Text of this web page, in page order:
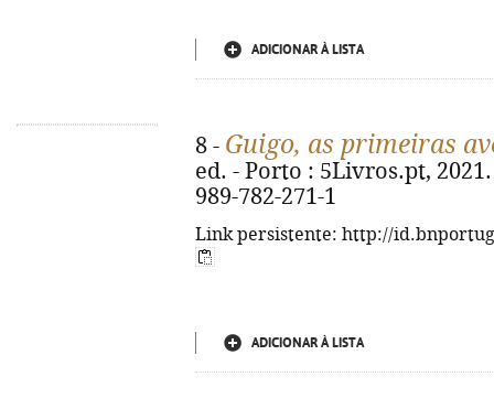
ADICIONAR À LISTA
8 - Guigo, as primeiras
ed. - Porto : 5Livros.pt,
989-782-271-1
Link persistente: http://
ADICIONAR À LISTA